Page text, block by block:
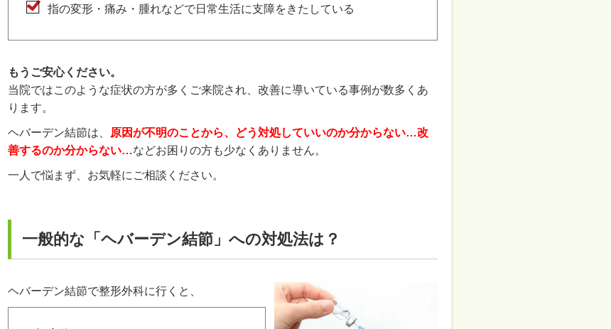
指の変形・痛み・腫れなどで日常生活に支障をきたしている
もうご安心ください。
当院ではこのような症状の方が多くご来院され、改善に導いている事例が数多くあ
ります。
ヘバーデン結節は、
原因が不明のことから、どう対処していいのか分からない…改
善するのか分からない…などお困りの方も少なくありません。
一人で悩まず、お気軽にご相談ください。
一般的な「ヘバーデン結節」への対処法は？
ヘバーデン結節で整形外科に行くと、